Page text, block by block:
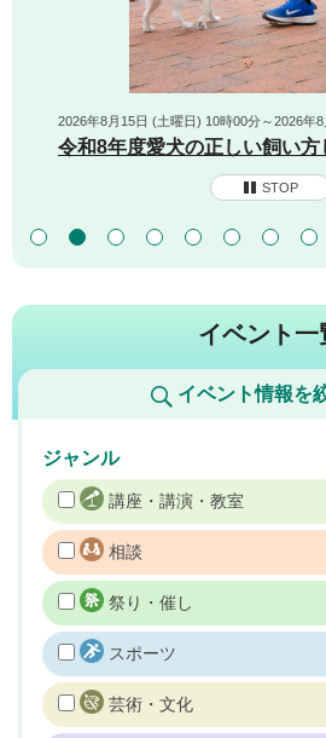
2026年8月15日 (土曜日) 10時00分～2026年
令和8年度愛犬の正しい飼い方
STOP
イベント一
イベント情報を
ジャンル
講座・講演・教室
相談
祭り・催し
スポーツ
芸術・文化